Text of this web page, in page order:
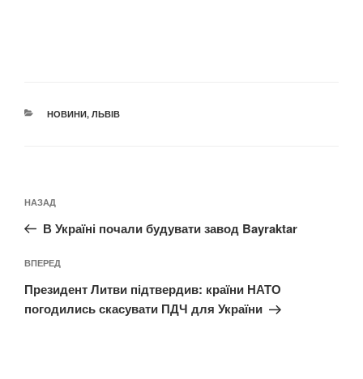
КАТЕГОРІЇ
НОВИНИ, ЛЬВІВ
записів
Попередній
запис:
НАЗАД
В Україні почали будувати завод Bayraktar
Наступний
запис
ВПЕРЕД
Президент Литви підтвердив: країни НАТО
погодились скасувати ПДЧ для України